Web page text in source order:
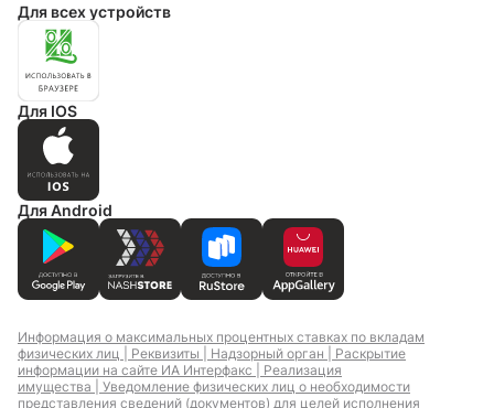
Для всех устройств
Для IOS
Для Android
Информация о максимальных процентных ставках по вкладам
физических лиц | Реквизиты | Надзорный орган | Раскрытие
информации на сайте ИА Интерфакс | Реализация
имущества | Уведомление физических лиц о необходимости
представления сведений (документов) для целей исполнения